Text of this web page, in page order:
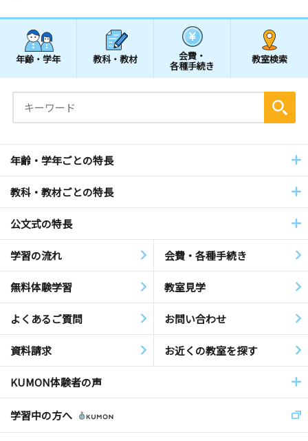
年齢・学年 教科・教材 会費・
各種手続き
教室検索
年齢・学年ごとの特長
教科・教材ごとの特長
公文式の特長
学習の流れ 会費・各種手続き
無料体験学習 教室見学
よくあるご質問 お問い合わせ
資料請求 お近くの教室を探す
KUMON体験者の声
学習中の方へ